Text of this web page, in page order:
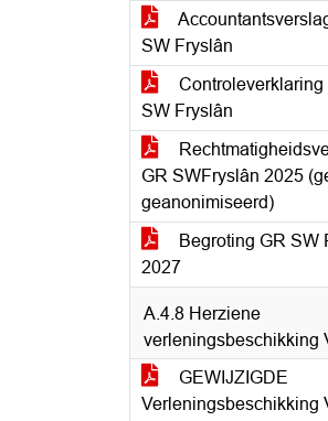
SW Fryslân
Controleverklaring
SW Fryslân
GR SWFryslân 2025
geanonimiseerd)
Begroting GR SW
2027
A.4.8 Herziene
verleningsbeschikking
GEWIJZIGDE
Verleningsbeschikking